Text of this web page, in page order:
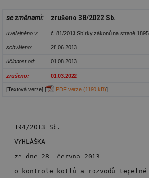
se změnami: zrušeno 38/2022 Sb.
uveřejněno v: č. 81/2013 Sbírky zákonů na straně 1895
schváleno: 28.06.2013
účinnost od: 01.08.2013
zrušeno: 01.03.2022
[Textová verze] [ PDF verze (1190 kB)]